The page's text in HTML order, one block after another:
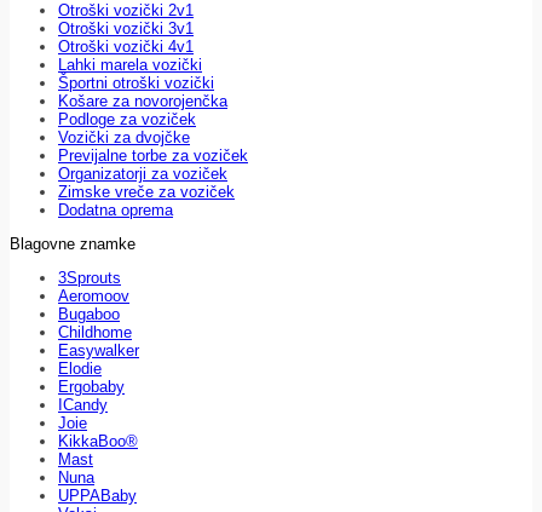
Otroški vozički 2v1
Otroški vozički 3v1
Otroški vozički 4v1
Lahki marela vozički
Športni otroški vozički
Košare za novorojenčka
Podloge za voziček
Vozički za dvojčke
Previjalne torbe za voziček
Organizatorji za voziček
Zimske vreče za voziček
Dodatna oprema
Blagovne znamke
3Sprouts
Aeromoov
Bugaboo
Childhome
Easywalker
Elodie
Ergobaby
ICandy
Joie
KikkaBoo®
Mast
Nuna
UPPABaby